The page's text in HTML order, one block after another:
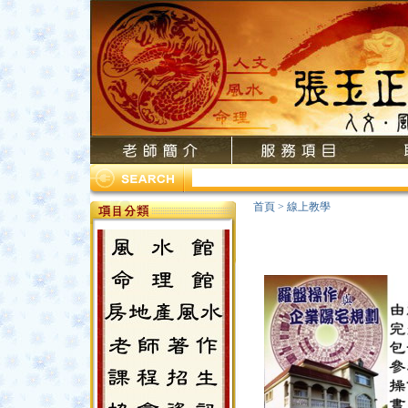
首頁 > 線上教學